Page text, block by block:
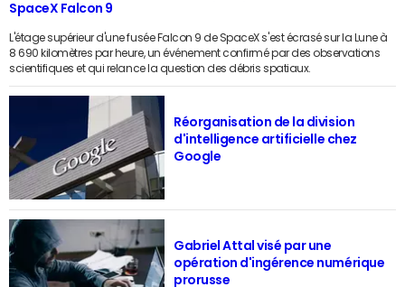
SpaceX Falcon 9
L'étage supérieur d'une fusée Falcon 9 de SpaceX s'est écrasé sur la Lune à
8 690 kilomètres par heure, un événement confirmé par des observations
scientifiques et qui relance la question des débris spatiaux.
Réorganisation de la division
d'intelligence artificielle chez
Google
Gabriel Attal visé par une
opération d'ingérence numérique
prorusse